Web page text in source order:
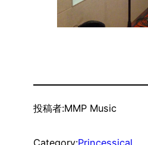
投稿者:MMP Music